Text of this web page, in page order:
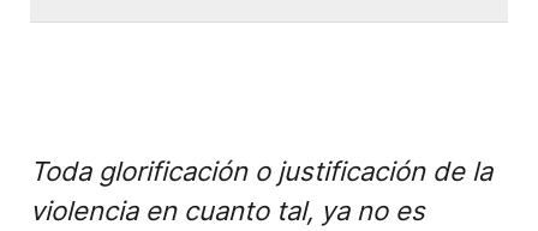
Toda glorificación o justificación de la
violencia en cuanto tal, ya no es